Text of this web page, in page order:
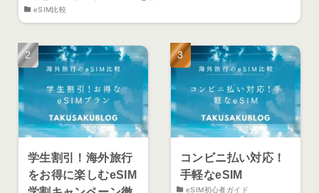
eSIM比較
学生割引！海外旅行
をお得に楽しむeSIM
コンビニ払い対応！
手軽なeSIM
eSIM初心者ガイド